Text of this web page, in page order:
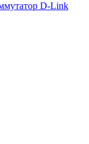
D-Link